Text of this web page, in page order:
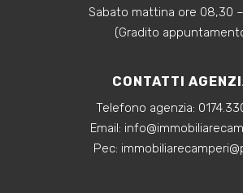
Sabato mattina ore 08,30
(Gradito
CONTATTI
Telefono agenzia:
‍Email:
‍Pec: